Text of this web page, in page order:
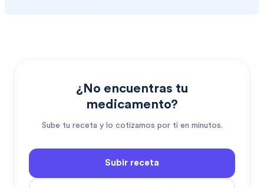
¿No encuentras tu
medicamento?
Sube tu receta y lo cotizamos por ti en minutos.
Subir receta